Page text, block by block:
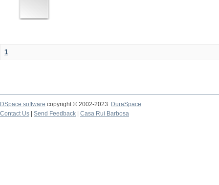
1
DSpace software copyright © 2002-2023
DuraSpace
Contact Us
Send Feedback Casa Rui Barbosa